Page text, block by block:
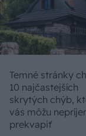
Temné stránky
10 najčastejších
skrytých chýb,
vás môžu
prekvapiť